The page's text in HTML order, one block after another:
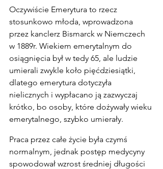
Oczywiście Emerytura to rzecz
stosunkowo młoda, wprowadzona
przez kanclerz Bismarck w Niemczech
w 1889r. Wiekiem emerytalnym do
osiągnięcia był w tedy 65, ale ludzie
umierali zwykle koło pięćdziesiątki,
dlatego emerytura dotyczyła
nielicznych i wypłacano ją zazwyczaj
krótko, bo osoby, które dożywały wieku
emerytalnego, szybko umierały.
Praca przez całe życie była czymś
normalnym, jednak postęp medycyny
spowodował wzrost średniej długości